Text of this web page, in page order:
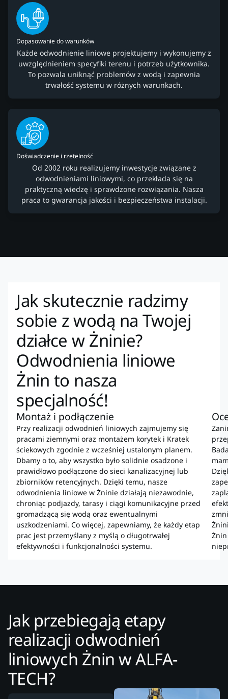
Dopasowanie do warunków
Każde odwodnienie liniowe projektujemy i wykonujemy z
uwzględnieniem specyfiki terenu i potrzeb użytkownika.
To pozwala uniknąć problemów z wodą i zapewnia
trwałość systemu w różnych warunkach.
Doświadczenie i rzetelność
Od 2002 roku realizujemy inwestycje związane z
odwodnieniami liniowymi, co przekłada się na
praktyczną wiedzę i sprawdzone rozwiązania. Nasza
praca to gwarancja jakości i bezpieczeństwa instalacji.
Jak skutecznie radzimy
sobie z wodą na Twojej
działce w Żninie?
Odwodnienia liniowe
Żnin to nasza
specjalność!
Montaż i podłączenie
Przy realizacji odwodnień liniowych zajmujemy się
pracami ziemnymi oraz montażem korytek i Kratek
ściekowych zgodnie z wcześniej ustalonym planem.
Dbamy o to, aby wszystko było solidnie osadzone i
prawidłowo podłączone do sieci kanalizacyjnej lub
zbiorników retencyjnych. Dzięki temu, nasze
odwodnienia liniowe w Żninie działają niezawodnie,
chroniąc podjazdy, tarasy i ciągi komunikacyjne przed
gromadzącą się wodą oraz ewentualnymi
uszkodzeniami. Co więcej, zapewniamy, że każdy etap
prac jest przemyślany z myślą o długotrwałej
efektywności i funkcjonalności systemu.
Jak przebiegają etapy
realizacji odwodnień
liniowych Żnin w ALFA-
TECH?